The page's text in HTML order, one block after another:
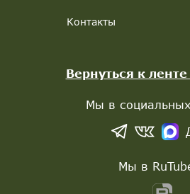
Контакты
Вернуться к
Мы в
Мы в